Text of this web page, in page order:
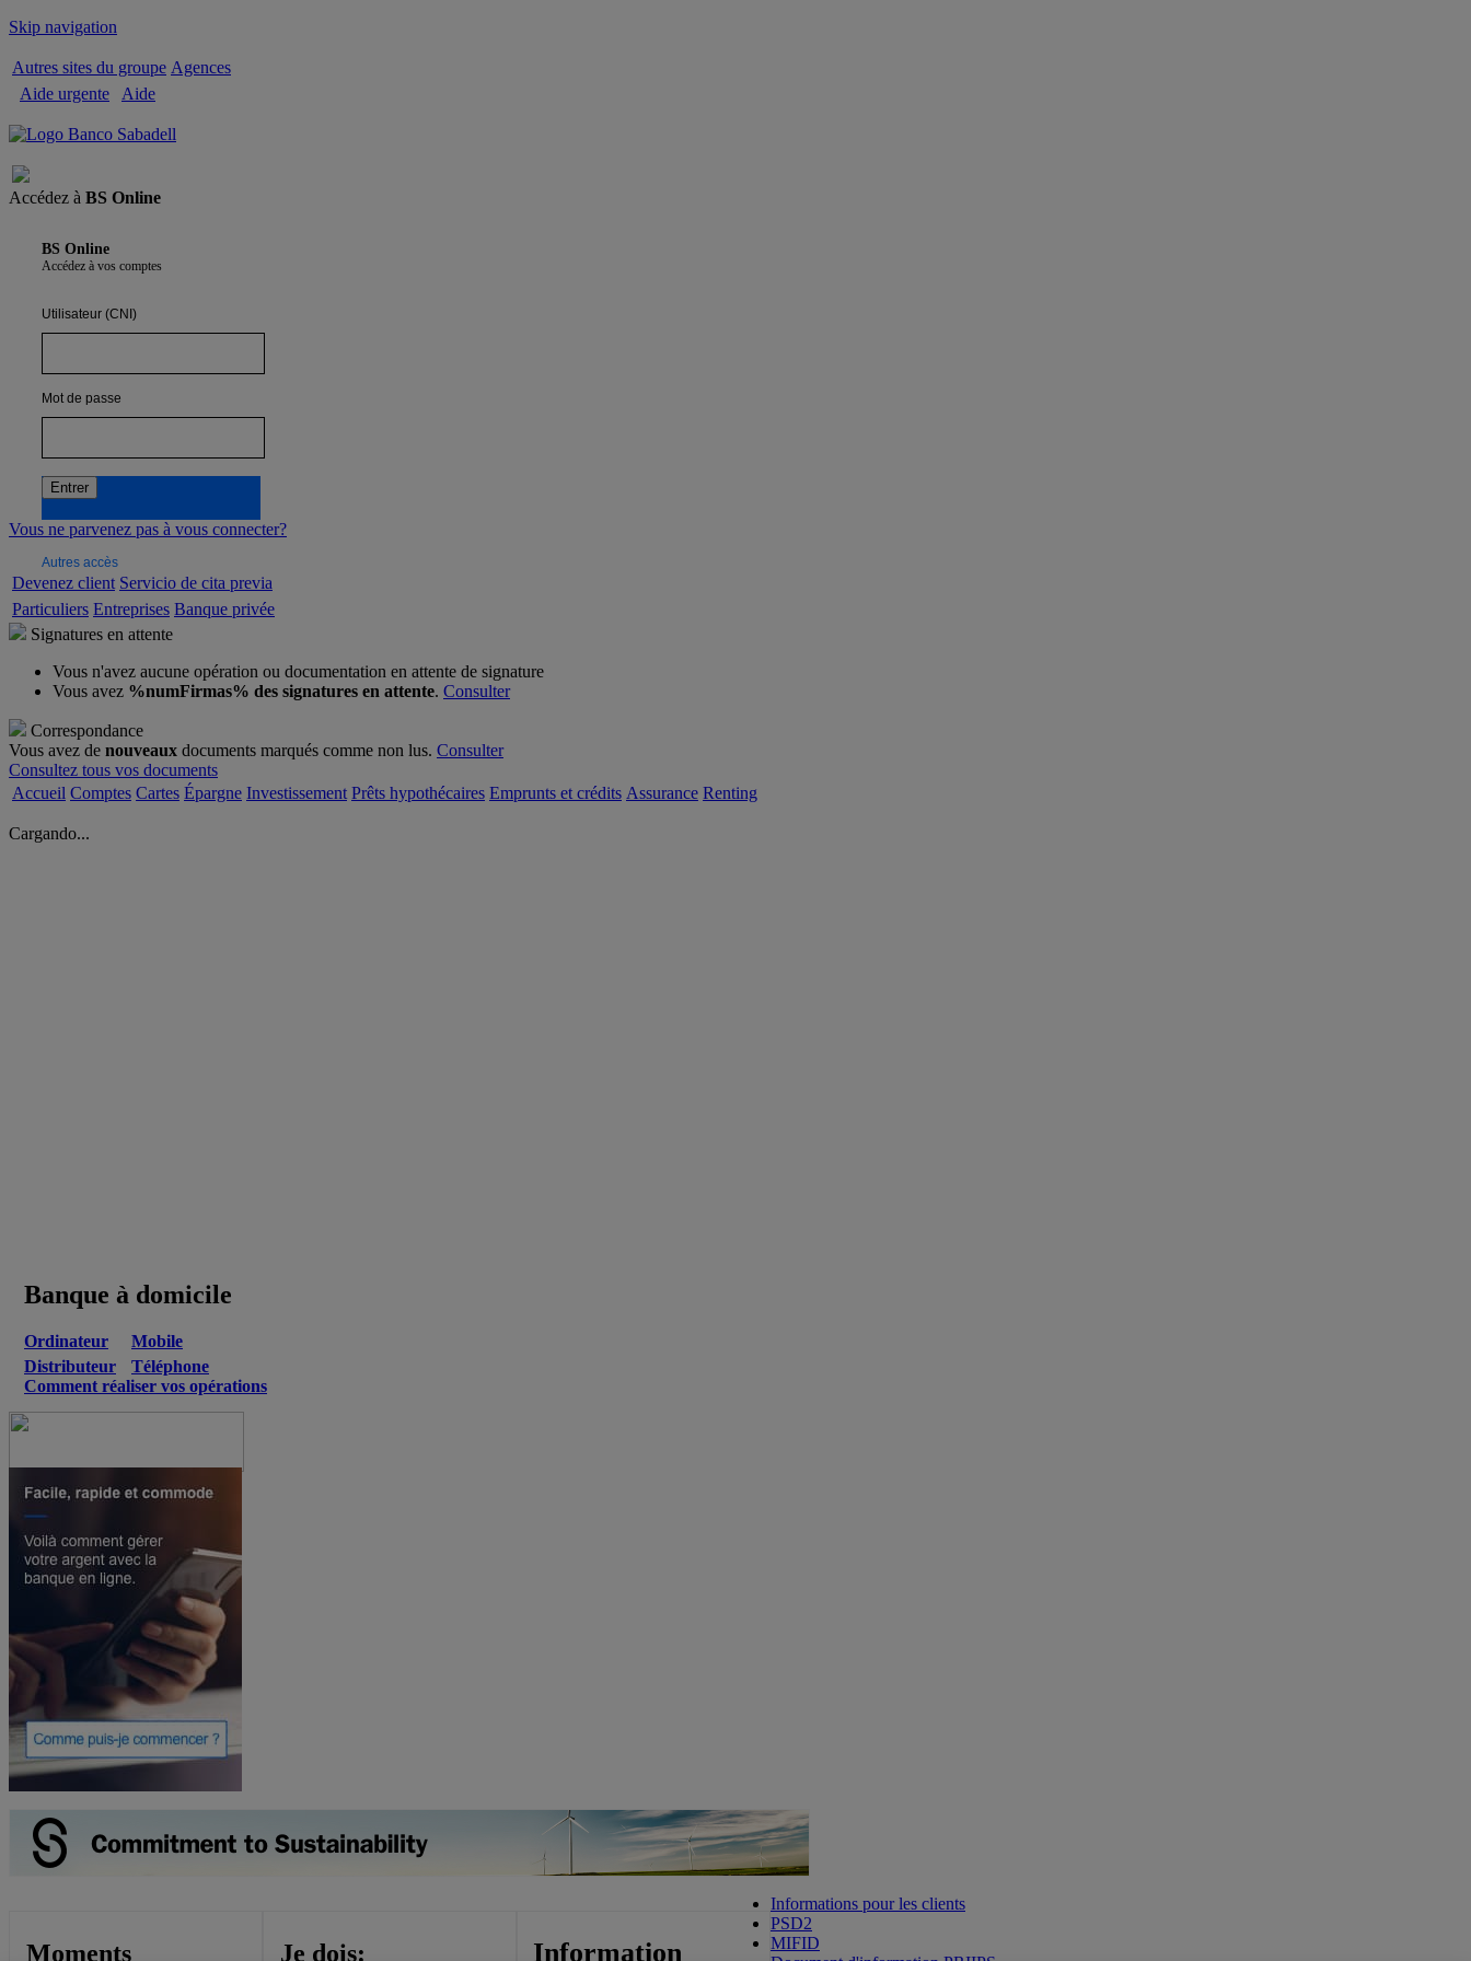
Skip navigation
Autres sites du groupe Agences
Aide urgente
Aide
Accédez à BS Online
BS Online
Accédez à vos comptes
Utilisateur (CNI)
Mot de passe
Vous ne parvenez pas à vous connecter?
Autres accès
Devenez client Servicio de cita previa
Particuliers Entreprises Banque privée
Signatures en attente
Vous n'avez aucune opération ou documentation en attente de signature
Vous avez %numFirmas% des signatures en attente. Consulter
Correspondance
Vous avez de nouveaux documents marqués comme non lus. Consulter
Consultez tous vos documents
Accueil Comptes Cartes Épargne Investissement Prêts hypothécaires Emprunts et crédits Assurance Renting
Cargando...
Banque à domicile
Ordinateur
Mobile
Distributeur
Téléphone
Comment réaliser vos opérations
Moments Je dois: Information
Informations pour les clients
PSD2
MIFID